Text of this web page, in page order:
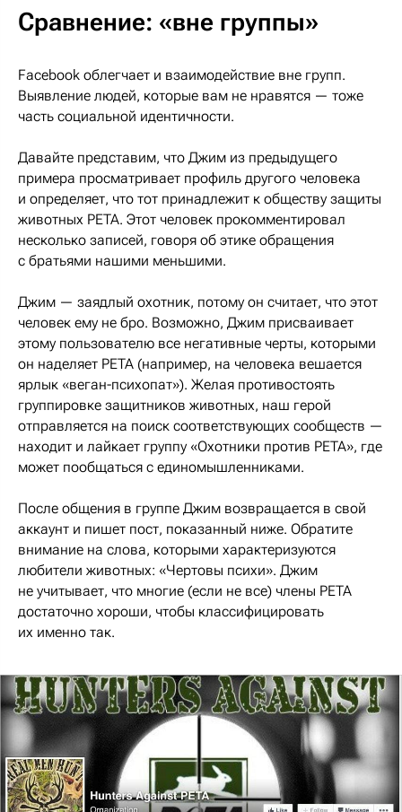
Сравнение: «вне группы»
Facebook облегчает и взаимодействие вне групп.
Выявление людей, которые вам не нравятся — тоже
часть социальной идентичности.
Давайте представим, что Джим из предыдущего
примера просматривает профиль другого человека
и определяет, что тот принадлежит к обществу защиты
животных PETA. Этот человек прокомментировал
несколько записей, говоря об этике обращения
с братьями нашими меньшими.
Джим — заядлый охотник, потому он считает, что этот
человек ему не бро. Возможно, Джим присваивает
этому пользователю все негативные черты, которыми
он наделяет PETA (например, на человека вешается
ярлык «веган-психопат»). Желая противостоять
группировке защитников животных, наш герой
отправляется на поиск соответствующих сообществ —
находит и лайкает группу «Охотники против PETA», где
может пообщаться с единомышленниками.
После общения в группе Джим возвращается в свой
аккаунт и пишет пост, показанный ниже. Обратите
внимание на слова, которыми характеризуются
любители животных: «Чертовы психи». Джим
не учитывает, что многие (если не все) члены PETA
достаточно хороши, чтобы классифицировать
их именно так.